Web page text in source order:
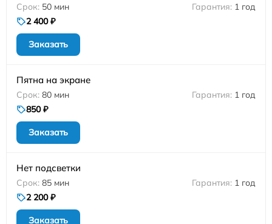
50 мин
1 год
2 400 ₽
Заказать
Пятна на экране
80 мин
1 год
850 ₽
Заказать
Нет подсветки
85 мин
1 год
2 200 ₽
Заказать